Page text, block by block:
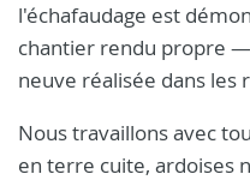
l'échafaudage est
chantier rendu propre
neuve réalisée dans les
Nous travaillons avec
en terre cuite, ardoises